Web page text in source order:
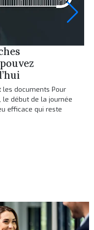
les documents Pour
le début de la journée
efficace qui reste